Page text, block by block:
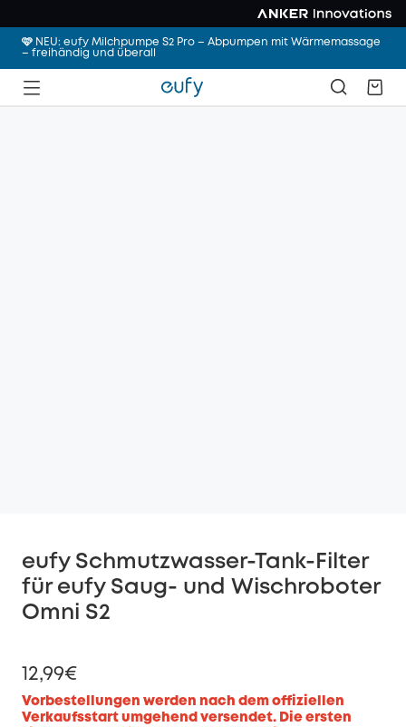
🩷 NEU: eufy Milchpumpe S2 Pro – Abpumpen mit Wärmemassage
– freihändig und überall
eufy Schmutzwasser-Tank-Filter
für eufy Saug- und Wischroboter
Omni S2
12,99€
Vorbestellungen werden nach dem offiziellen
Verkaufsstart umgehend versendet. Die ersten